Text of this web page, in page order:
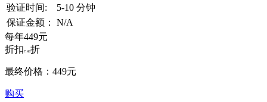
验证时间:
5-10 分钟
保证金额：
N/A
每年449元
折扣7.48折
最终价格： 449元
购买